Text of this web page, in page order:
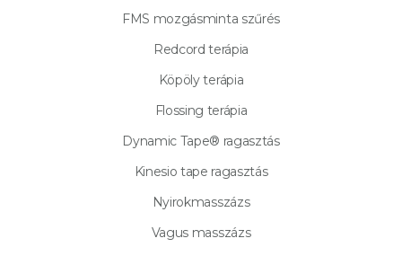
FMS mozgásminta szűrés
Redcord terápia
Köpöly terápia
Flossing terápia
Dynamic Tape® ragasztás
Kinesio tape ragasztás
Nyirokmasszázs
Vagus masszázs